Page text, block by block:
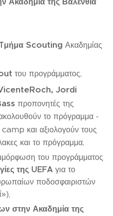
μήμα Scouting Ακαδημίας
του προγράμματος,
Roch, Jordi
προπονητές της
το πρόγραμμα -
camp και αξιολογούν τους
και το πρόγραμμα,
του προγράμματος
της UEFA για το
ποδοσφαιριστών
στην Ακαδημία της